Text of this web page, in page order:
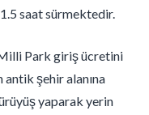
saat sürmektedir.
Milli Park giriş ücretini
şehir alanına
yaparak yerin